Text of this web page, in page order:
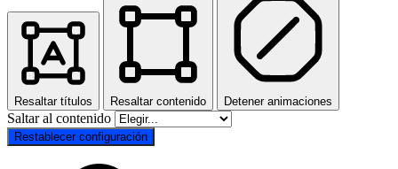
Resaltar títulos Resaltar contenido Detener animaciones
Saltar al contenido
Restablecer configuración